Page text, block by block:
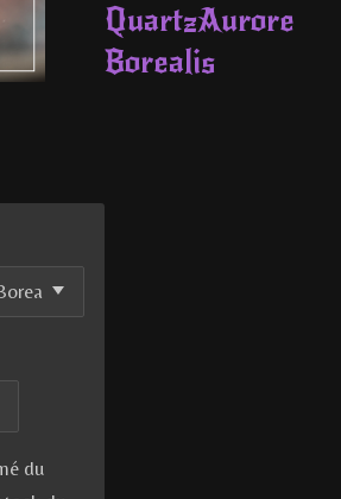
QuartzAurore
Borealis
du